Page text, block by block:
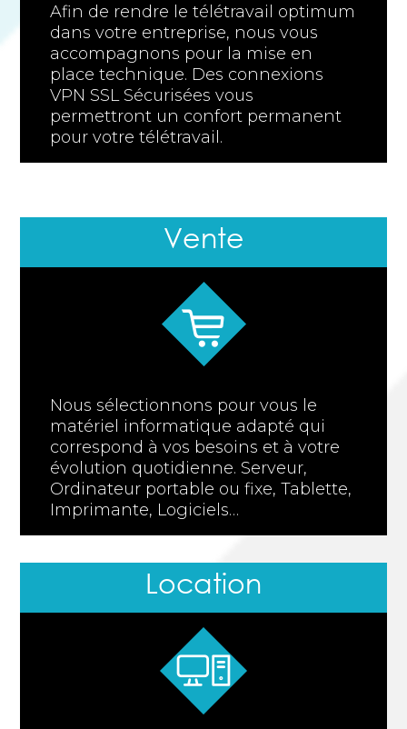
Afin de rendre le télétravail optimum
dans votre entreprise, nous vous
accompagnons pour la mise en
place technique. Des connexions
VPN SSL Sécurisées vous
permettront un confort permanent
pour votre télétravail.
Vente
Nous sélectionnons pour vous le
matériel informatique adapté qui
correspond à vos besoins et à votre
évolution quotidienne. Serveur,
Ordinateur portable ou fixe, Tablette,
Imprimante, Logiciels…
Location